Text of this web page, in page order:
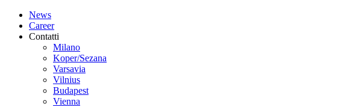
News
Career
Contatti
Milano
Koper/Sezana
Varsavia
Vilnius
Budapest
Vienna